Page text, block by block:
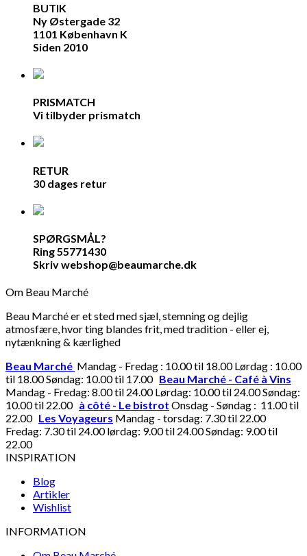
BUTIK
Ny Østergade 32
1101 København K
Siden 2010
PRISMATCH
Vi tilbyder prismatch
RETUR
30 dages retur
SPØRGSMÅL?
Ring 55771430
Skriv webshop@beaumarche.dk
Om Beau Marché
Beau Marché er et sted med sjæl, stemning og dejlig
atmosfære, hvor ting blandes frit, med tradition - eller ej,
nytænkning & kærlighed
Beau Marché Mandag - Fredag : 10.00 til 18.00 Lørdag : 10.00
til 18.00 Søndag: 10.00 til 17.00 Beau Marché - Café à Vins
Mandag - Fredag: 8.00 til 24.00 Lørdag: 10.00 til 24.00 Søndag:
10.00 til 22.00 à côté - Le bistrot Onsdag - Søndag : 11.00 til
22.00 Les Voyageurs Mandag - torsdag: 7.30 til 22.00
Fredag: 7.30 til 24.00 lørdag: 9.00 til 24.00 Søndag: 9.00 til
22.00
INSPIRATION
Blog
Artikler
Wishlist
INFORMATION